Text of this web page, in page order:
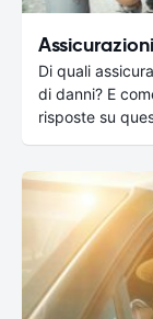
Di quali
di danni? E
risposte su